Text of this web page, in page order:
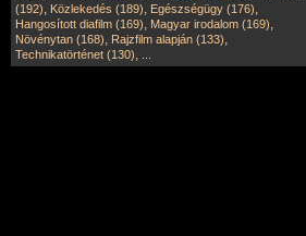
(192), Közlekedés (189), Egészségügy (176),
Hangosított diafilm (169), Magyar irodalom (169),
Növénytan (168), Rajzfilm alapján (133),
Technikatörténet (130),